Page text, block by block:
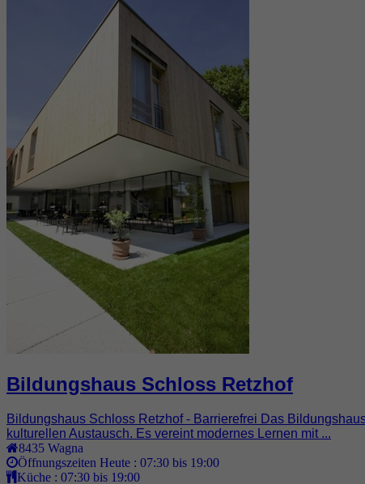
Bildungshaus Schloss Retzhof
Bildungshaus Schloss Retzhof - Barrierefrei Das
kulturellen Austausch. Es vereint modernes Lernen mit ...
8435 Wagna
Öffnungszeiten Heute : 07:30 bis 19:00
Küche : 07:30 bis 19:00